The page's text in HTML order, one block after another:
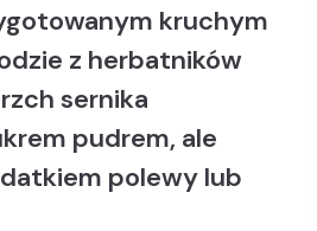
kruchym
z herbatników
sernika
pudrem, ale
polewy lub